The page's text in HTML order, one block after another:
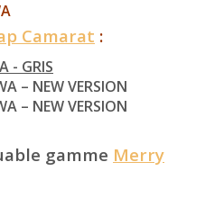
Camarat :
- GRIS
– NEW VERSION
– NEW VERSION
gamme Merry